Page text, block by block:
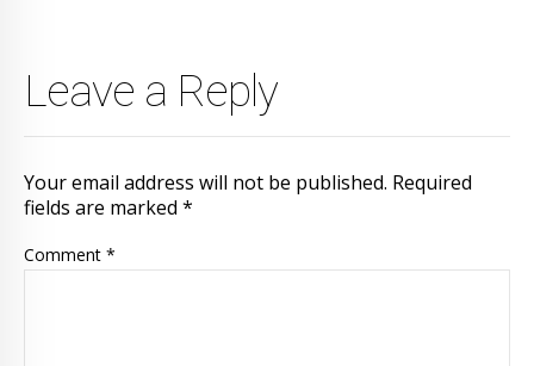
Leave a Reply
Your email address will not be published. Required
fields are marked *
Comment *